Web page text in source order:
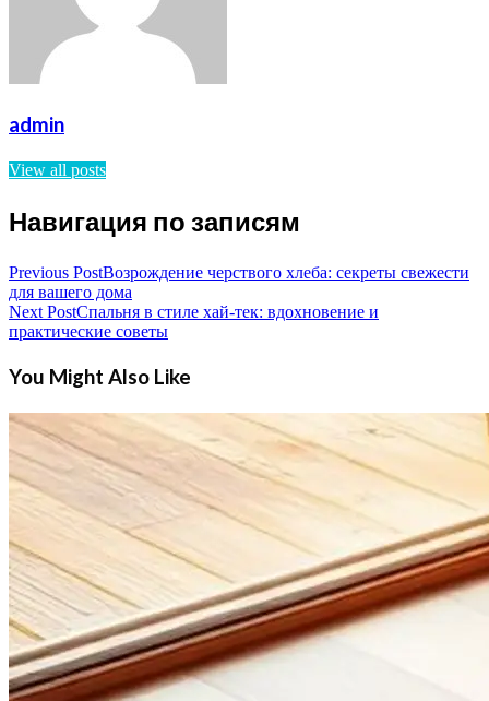
admin
View all posts
Навигация по записям
Previous PostВозрождение черствого хлеба: секреты свежести
для вашего дома
Next PostСпальня в стиле хай-тек: вдохновение и
практические советы
You Might Also Like